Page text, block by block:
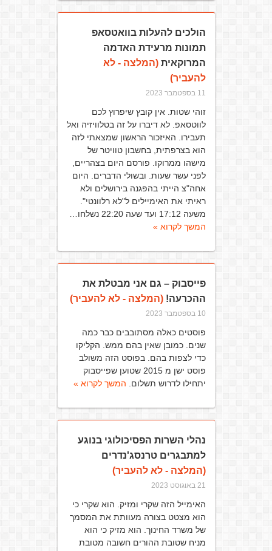
הולכים להעלות בוואטסאפ
תמונות מרעידת האדמה
המרוקאית(המלצה - לא
להעביר)
11 בספטמבר 2023
זוהי שטות. אין קובץ שיפרוץ לכם
לווטסאפ. לא דיברו על זה בטלוויזיה ואל
תעבירו. האיזכור הראשון שמצאתי לזה
הוא בצרפתית, בחשבון טוויטר של
מישהו ממרוקו. פורסם היום בצהריים,
לפני עשר שעות. ובשולי הדברים. היום
אחה"צ הייתי בהפגנה בירושלים ולא
ראיתי את האימיילים ל"לא רלוונטי".
משעה 17:12 ועד שעה 22:20 נשלחו…
המשך לקרוא »
פייסבוק – גם אני מבטלת את
ההכרעה!(המלצה - לא להעביר)
10 בספטמבר 2023
פוסטים כאלה מסתובבים כבר כמה
שנים. כמובן שאין בהם ממש. הקליקו
כדי לצפות בהם. בפוסט הזה משולב
פוסט ישן מ 2015 שטוען שפייסבוק
יתחילו לדרוש תשלום. המשך לקרוא »
נהלי השרות הפסיכולוגי בנוגע
למתבגרים טרנסג'נדרים
(המלצה - לא להעביר)
21 באוגוסט 2023
האימייל הזה שקרי ומזיק. הוא שקרי כי
הוא מצטט בצורה מעוותת את המסמך
של משרד החינוך. הוא מזיק כי הוא
מניח שטובת ההורים חשובה מטובת